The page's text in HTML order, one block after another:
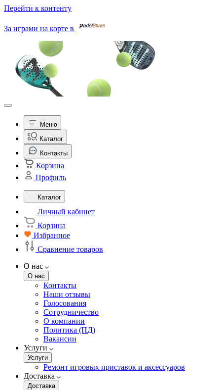
Перейти к контенту
За играми на корте в
Меню
Каталог
Контакты
Корзина
Профиль
Каталог
Личный кабинет
Корзина
Избранное
Сравнение товаров
О нас
О нас
Контакты
Наши отзывы
Голосования
Сотрудничество
О компании
Политика (ПД)
Вакансии
Услуги
Услуги
Ремонт игровых приставок и аксессуаров
Доставка
Доставка